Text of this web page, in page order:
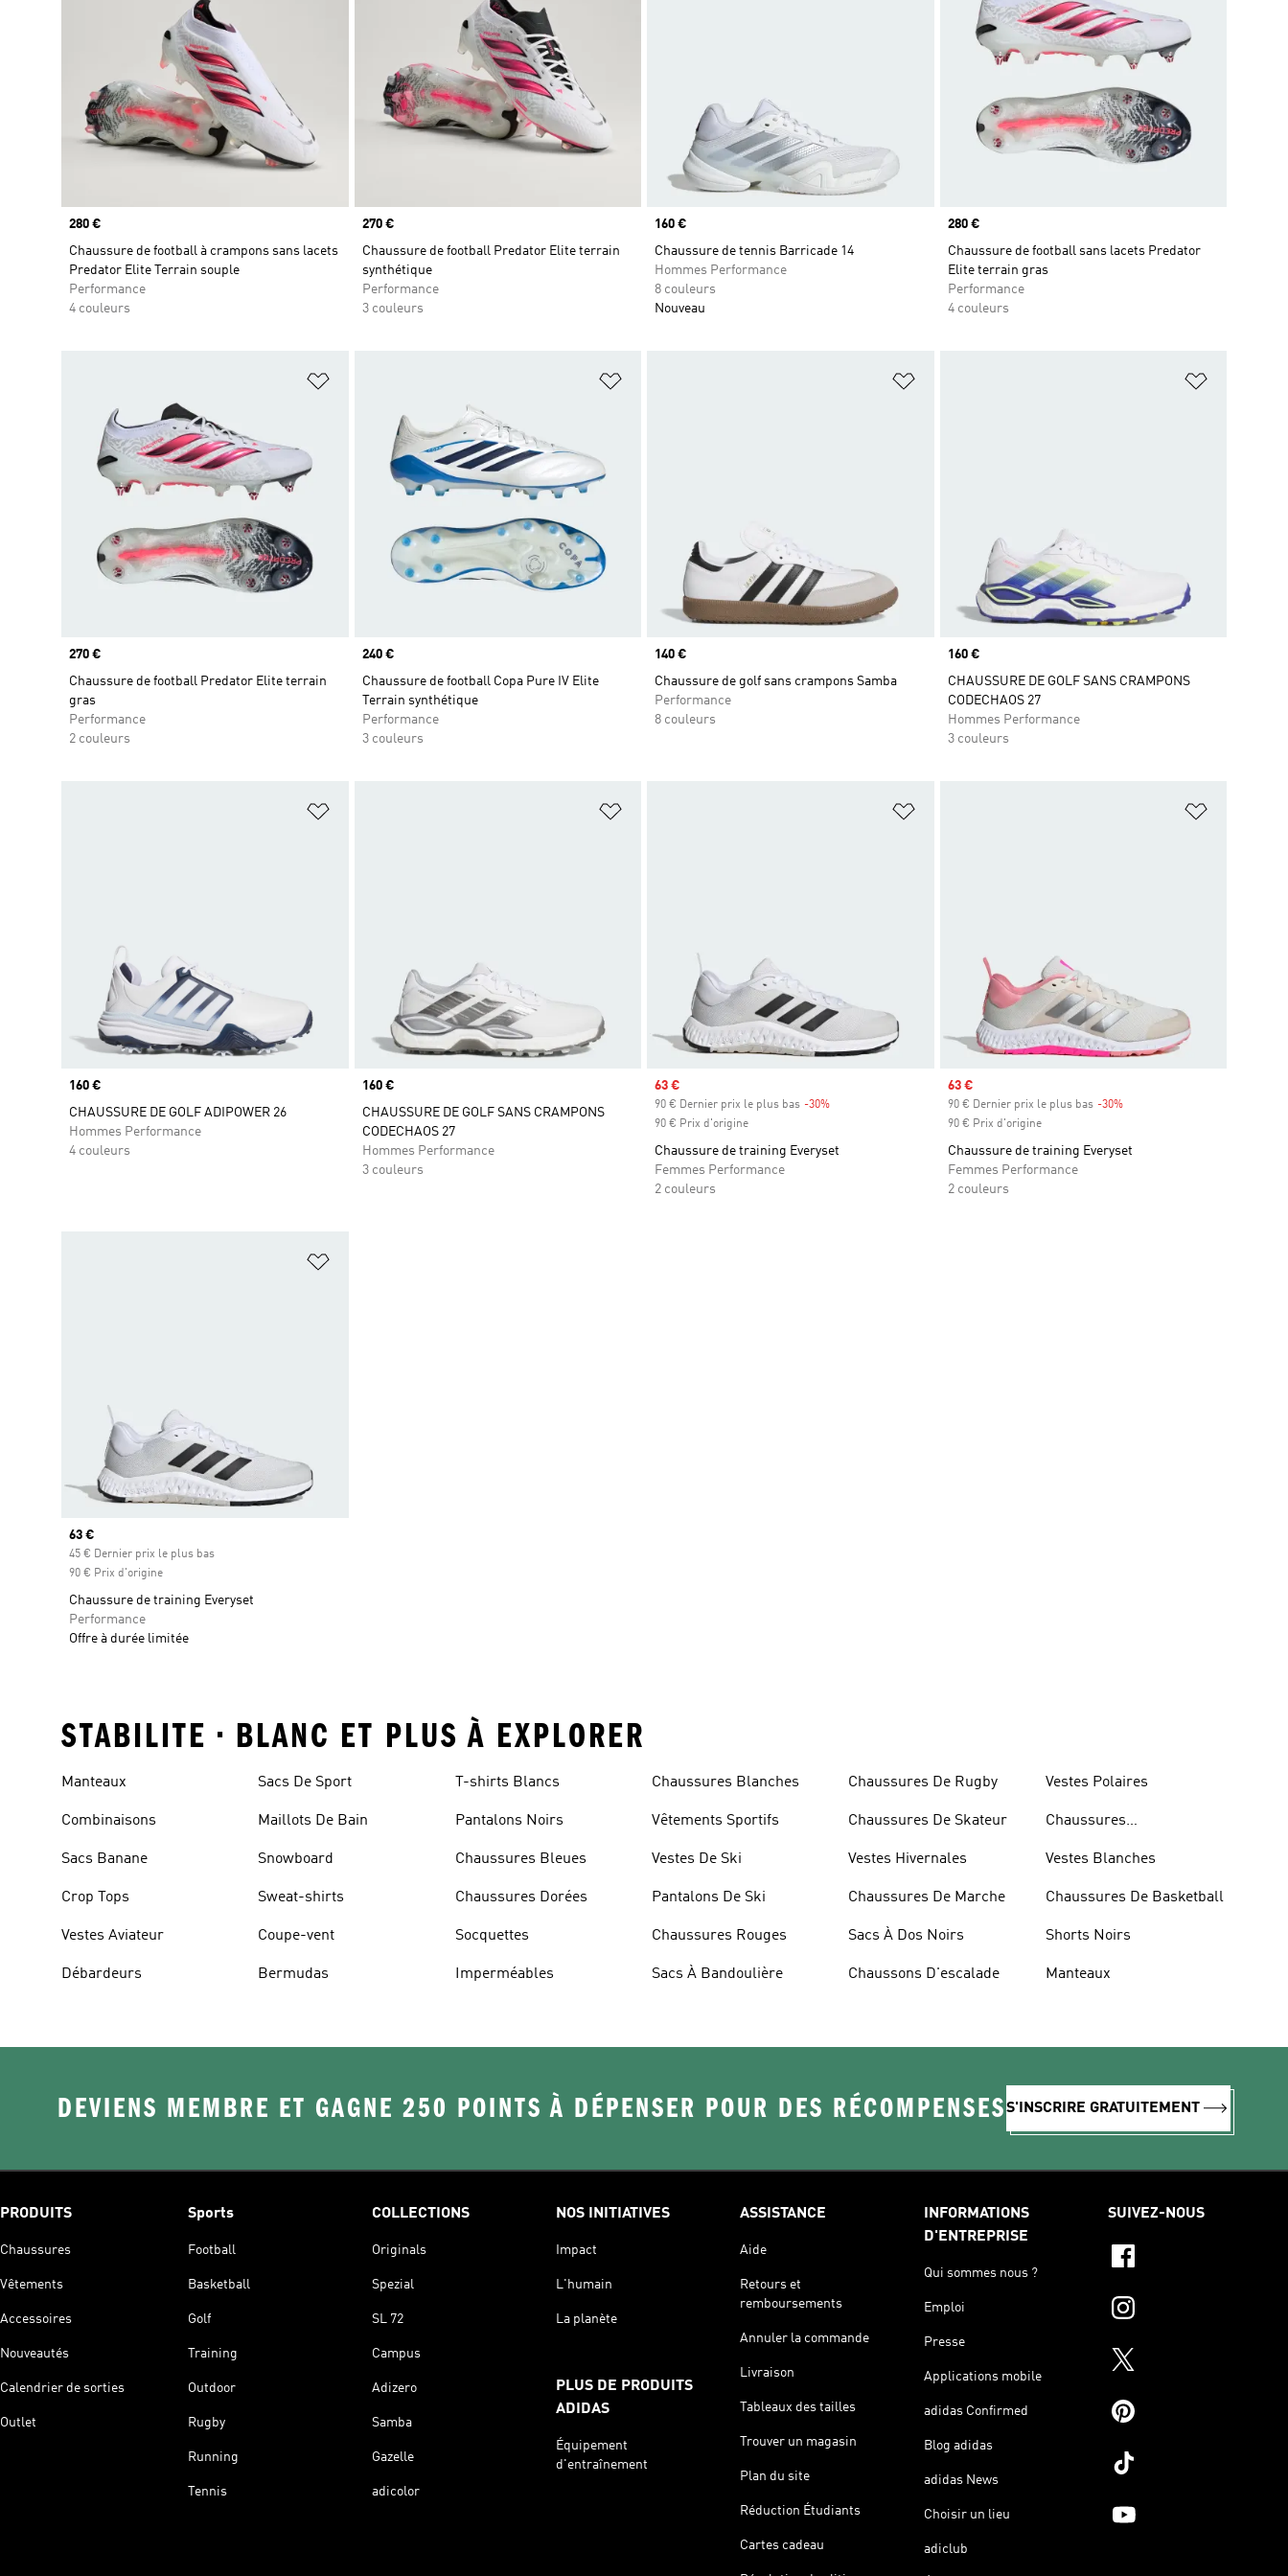
Prix
280 €
Chaussure de football à crampons sans lacets
Predator Elite Terrain souple
Performance
4 couleurs
Prix
270 €
Chaussure de football Predator Elite terrain
synthétique
Performance
3 couleurs
Prix
160 €
Chaussure de tennis Barricade 14
Hommes Performance
8 couleurs
Nouveau
Prix
280 €
Chaussure de football sans lacets Predator
Elite terrain gras
Performance
4 couleurs
Prix
270 €
Chaussure de football Predator Elite terrain
gras
Performance
2 couleurs
Prix
240 €
Chaussure de football Copa Pure IV Elite
Terrain synthétique
Performance
3 couleurs
Prix
140 €
Chaussure de golf sans crampons Samba
Performance
8 couleurs
Prix
160 €
CHAUSSURE DE GOLF SANS CRAMPONS
CODECHAOS 27
Hommes Performance
3 couleurs
Prix
160 €
CHAUSSURE DE GOLF ADIPOWER 26
Hommes Performance
4 couleurs
Prix
160 €
CHAUSSURE DE GOLF SANS CRAMPONS
CODECHAOS 27
Hommes Performance
3 couleurs
Prix soldé
63 €
90 € Dernier prix le plus bas -30%
90 € Prix d'origine
Chaussure de training Everyset
Femmes Performance
2 couleurs
Prix soldé
63 €
90 € Dernier prix le plus bas -30%Rabais
90 € Prix d'origine
Chaussure de training Everyset
Femmes Performance
2 couleurs
Prix actuel
63 €
45 € Dernier prix le plus bas
90 € Prix d'origine
Chaussure de training Everyset
Performance
Offre à durée limitée
STABILITE • BLANC ET PLUS À EXPLORER
Manteaux
Combinaisons
Sacs Banane
Crop Tops
Vestes Aviateur
Débardeurs
Sacs De Sport
Maillots De Bain
Snowboard
Sweat-shirts
Coupe-vent
Bermudas
T-shirts Blancs
Pantalons Noirs
Chaussures Bleues
Chaussures Dorées
Socquettes
Imperméables
Chaussures Blanches
Vêtements Sportifs
Vestes De Ski
Pantalons De Ski
Chaussures Rouges
Sacs À Bandoulière
Chaussures De Rugby
Chaussures De Skateur
Vestes Hivernales
Chaussures De Marche
Sacs À Dos Noirs
Chaussons D'escalade
Vestes Polaires
Chaussures
Vestes Blanches
Chaussures De Basketball
Shorts Noirs
Manteaux
DEVIENS MEMBRE ET GAGNE 250 POINTS À DÉPENSER POUR DES RÉCOMPENSESS'INSCRIRE GRATUITEMENT
PRODUITS
Chaussures
Vêtements
Accessoires
Nouveautés
Calendrier de sorties
Outlet
Sports
Football
Basketball
Golf
Training
Outdoor
Rugby
Running
Tennis
COLLECTIONS
Originals
Spezial
SL 72
Campus
Adizero
Samba
Gazelle
adicolor
NOS INITIATIVES
Impact
L'humain
La planète
PLUS DE PRODUITS
ADIDAS
Équipement
d'entraînement
ASSISTANCE
Aide
Retours et
remboursements
Annuler la commande
Livraison
Tableaux des tailles
Trouver un magasin
Plan du site
Réduction Étudiants
Cartes cadeau
INFORMATIONS
D'ENTREPRISE
Qui sommes nous ?
Emploi
Presse
Applications mobile
adidas Confirmed
Blog adidas
adidas News
Choisir un lieu
adiclub
SUIVEZ-NOUS